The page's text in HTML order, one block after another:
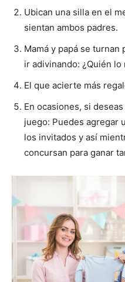
Ubican una silla en el
sientan ambos padres.
Mamá y papá se turnan
ir adivinando: ¿Quién lo
El que acierte más
En ocasiones, si
juego: Puedes agregar
los invitados y así
concursan para ganar